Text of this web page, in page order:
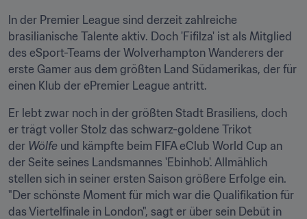
In der Premier League sind derzeit zahlreiche
brasilianische Talente aktiv. Doch 'Fifilza' ist als Mitglied
des eSport-Teams der Wolverhampton Wanderers der
erste Gamer aus dem größten Land Südamerikas, der für
einen Klub der ePremier League antritt.
Er lebt zwar noch in der größten Stadt Brasiliens, doch
er trägt voller Stolz das schwarz-goldene Trikot
der Wölfe und kämpfte beim FIFA eClub World Cup an
der Seite seines Landsmannes 'Ebinhob'. Allmählich
stellen sich in seiner ersten Saison größere Erfolge ein.
"Der schönste Moment für mich war die Qualifikation für
das Viertelfinale in London", sagt er über sein Debüt in